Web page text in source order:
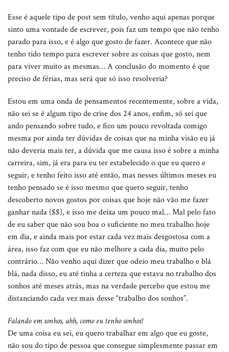
Esse é aquele tipo de post sem título, venho aqui apenas porque
sinto uma vontade de escrever, pois faz um tempo que não tenho
parado para isso, e é algo que gosto de fazer. Acontece que não
tenho tido tempo para escrever sobre as coisas que gosto, nem
para viver muito as mesmas… A conclusão do momento é que
preciso de férias, mas será que só isso resolveria?
Estou em uma onda de pensamentos recentemente, sobre a vida,
não sei se é algum tipo de crise dos 24 anos, enfim, só sei que
ando pensando sobre tudo, e fico um pouco revoltada comigo
mesma por ainda ter dúvidas de coisas que na minha visão eu já
não deveria mais ter, a dúvida que me causa isso é sobre a minha
carreira, sim, já era para eu ter estabelecido o que eu quero e
seguir, e tenho feito isso até então, mas nesses últimos meses eu
tenho pensado se é isso mesmo que quero seguir, tenho
descoberto novos gostos por coisas que hoje não vão me fazer
ganhar nada ($$), e isso me deixa um pouco mal… Mal pelo fato
de eu saber que não sou boa o suficiente no meu trabalho hoje
em dia, e ainda mais por estar cada vez mais desgostosa com a
área, isso faz com que eu não melhore a cada dia, muito pelo
contrário… Não venho aqui dizer que odeio meu trabalho e blá
blá, nada disso, eu até tinha a certeza que estava no trabalho dos
sonhos até meses atrás, mas na verdade percebo que estou me
distanciando cada vez mais desse “trabalho dos sonhos”.
Falando em sonhos, ahh, como eu tenho sonhos!
De uma coisa eu sei, eu quero trabalhar em algo que eu goste,
não sou do tipo de pessoa que consegue simplesmente passar em